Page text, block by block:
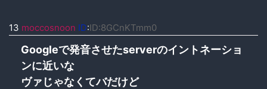
13 moccosnoon ID:ID:8GCnKTmm0
Googleで発音させたserverのイントネーショ
ンに近いな
ヴァじゃなくてバだけど